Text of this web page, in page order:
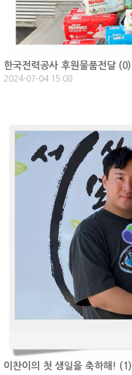
한국전력공사 후원물품전달 (0)
2024-07-04 15:08
이찬이의 첫 생일을 축하해! ( 1 )